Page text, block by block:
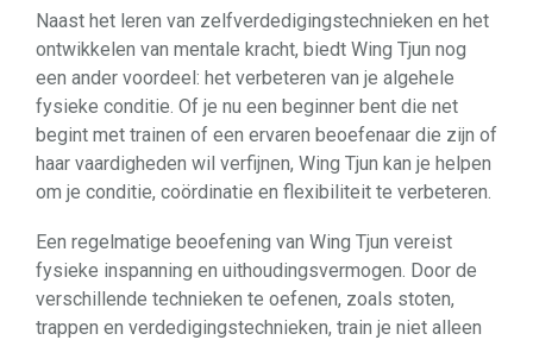
Naast het leren van zelfverdedigingstechnieken en het
ontwikkelen van mentale kracht, biedt Wing Tjun nog
een ander voordeel: het verbeteren van je algehele
fysieke conditie. Of je nu een beginner bent die net
begint met trainen of een ervaren beoefenaar die zijn of
haar vaardigheden wil verfijnen, Wing Tjun kan je helpen
om je conditie, coördinatie en flexibiliteit te verbeteren.
Een regelmatige beoefening van Wing Tjun vereist
fysieke inspanning en uithoudingsvermogen. Door de
verschillende technieken te oefenen, zoals stoten,
trappen en verdedigingstechnieken, train je niet alleen